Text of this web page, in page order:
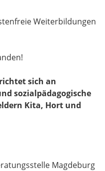
Weiterbildungen
sich an
sozialpädagogische
Kita, Hort und
Magdeburg